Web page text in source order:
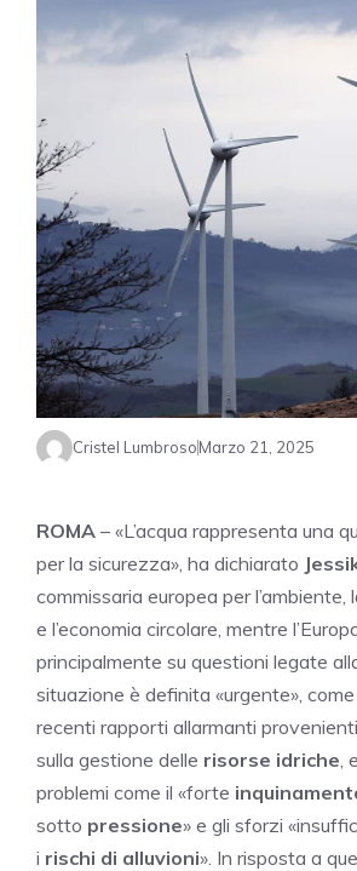
Cristel LumbrosoMarzo 21, 2025
ROMA – «L’acqua rappresenta una
per la sicurezza», ha dichiarato
commissaria europea per l’ambiente,
e l’economia circolare, mentre
principalmente su questioni legate
situazione è definita «urgente»,
recenti rapporti allarmanti
sulla gestione delle risorse idriche
problemi come il «forte
sotto pressione» e gli sforzi
i rischi di alluvioni». In risposta a